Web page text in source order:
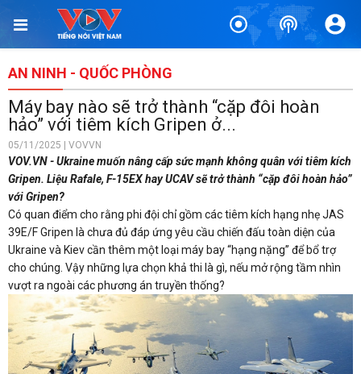
AN NINH - QUỐC PHÒNG
Máy bay nào sẽ trở thành “cặp đôi hoàn
hảo” với tiêm kích Gripen ở...
05/11/2025 | VOVVN
VOV.VN - Ukraine muốn nâng cấp sức mạnh không quân với tiêm kích
Gripen. Liệu Rafale, F-15EX hay UCAV sẽ trở thành “cặp đôi hoàn hảo”
với Gripen?
Có quan điểm cho rằng phi đội chỉ gồm các tiêm kích hạng nhẹ JAS
39E/F Gripen là chưa đủ đáp ứng yêu cầu chiến đấu toàn diện của
Ukraine và Kiev cần thêm một loại máy bay “hạng nặng” để bổ trợ
cho chúng. Vậy những lựa chọn khả thi là gì, nếu mở rộng tầm nhìn
vượt ra ngoài các phương án truyền thống?